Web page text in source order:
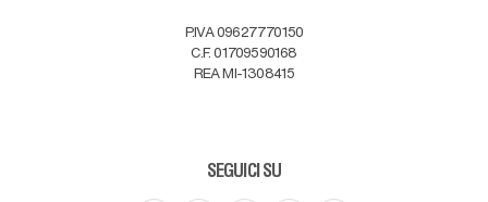
P.IVA 09627770150
C.F. 01709590168
REA MI-1308415
SEGUICI SU